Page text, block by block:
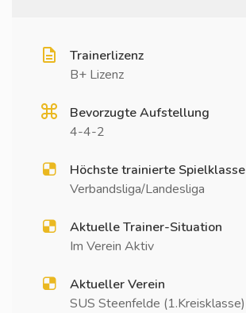
Trainerlizenz
B+ Lizenz
Bevorzugte Aufstellung
4-4-2
Höchste trainierte Spielklasse
Verbandsliga/Landesliga
Aktuelle Trainer-Situation
Im Verein Aktiv
Aktueller Verein
SUS Steenfelde (1.Kreisklasse)